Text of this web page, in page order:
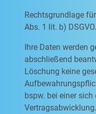
Rechtsgrundlage
Abs. 1 lit. b) DSGVO.
Ihre Daten werden
abschließend
Löschung keine
bspw. bei einer
Vertragsabwicklung.